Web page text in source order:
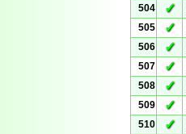
504
✓
505
✓
506
✓
507
✓
508
✓
509
✓
510
✓